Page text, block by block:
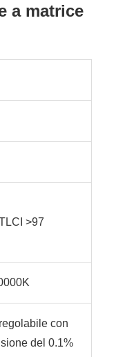
a matrice
>97
con
del 0.1%